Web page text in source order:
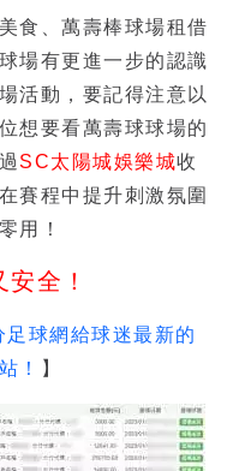
食、萬壽棒球場租借
場有更進一步的認識
活動 ，要記得注意以
想要看萬壽球球場的
SC太陽城娛樂城收
賽程中提升刺激氛圍
用！
全！
球網給球迷最新的
！
】